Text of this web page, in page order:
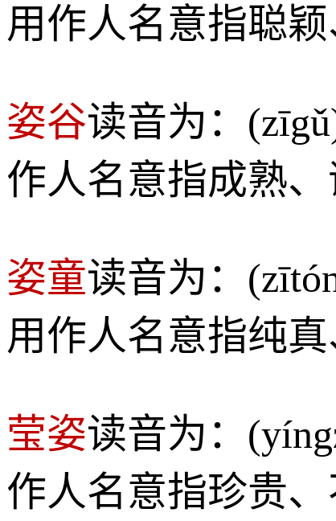
用作人名意指聪
姿谷读音为：
作人名意指成熟
姿童读音为：
用作人名意指纯
莹姿读音为：
作人名意指珍贵